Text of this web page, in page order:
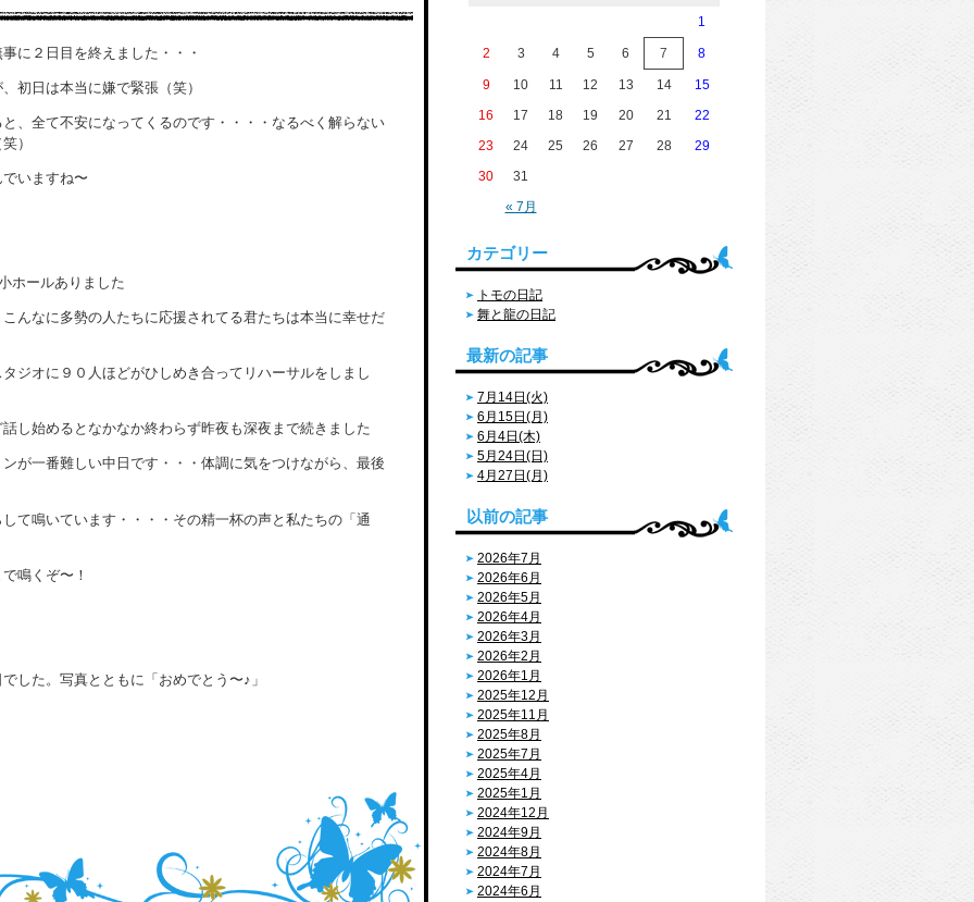
に２日目を終えました・・・
初日は本当に嫌で緊張（笑）
、全て不安になってくるのです・・・・なるべく解らない
）
いますね〜
ホールありました
なに多勢の人たちに応援されてる君たちは本当に幸せだ
ジオに９０人ほどがひしめき合ってリハーサルをしまし
し始めるとなかなか終わらず昨夜も深夜まで続きました
が一番難しい中日です・・・体調に気をつけながら、最後
て鳴いています・・・・その精一杯の声と私たちの「通
鳴くぞ〜！
した。写真とともに「おめでとう〜♪」
« 7月
1
2 3 4 5 6 7 8
9 10 11 12 13 14
15
16
17 18 19 20 21
22
23
24 25 26 27 28
29
30
31
カテゴリー
トモの日記
舞と龍の日記
最新の記事
7月14日(火)
6月15日(月)
6月4日(木)
5月24日(日)
4月27日(月)
以前の記事
2026年7月
2026年6月
2026年5月
2026年4月
2026年3月
2026年2月
2026年1月
2025年12月
2025年11月
2025年8月
2025年7月
2025年4月
2025年1月
2024年12月
2024年9月
2024年8月
2024年7月
2024年6月